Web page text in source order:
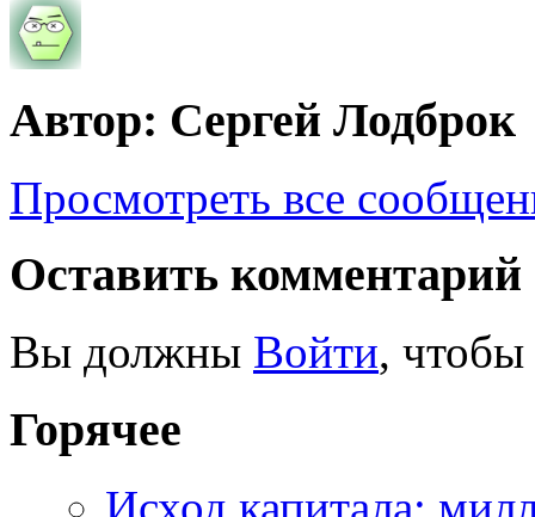
Автор: Сергей Лодброк
Просмотреть все
Оставить комментарий
Вы должны Войти, чтобы
Горячее
Исход капитала: